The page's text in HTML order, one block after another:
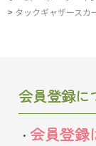
> タックギャザースカ
会員登録に
会員登録